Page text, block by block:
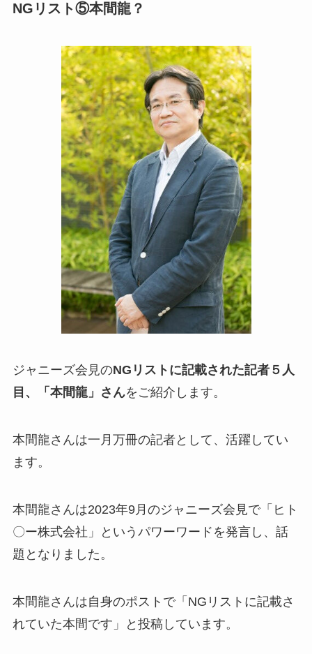
NGリスト⑤本間龍？
ジャニーズ会見のNGリストに記載された記者５人
目、「本間龍」さんをご紹介します。
本間龍さんは一月万冊の記者として、活躍してい
ます。
本間龍さんは2023年9月のジャニーズ会見で「ヒト
〇ー株式会社」というパワーワードを発言し、話
題となりました。
本間龍さんは自身のポストで「NGリストに記載さ
れていた本間です」と投稿しています。